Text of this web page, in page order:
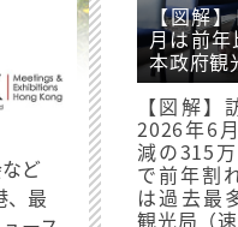
ど
、最
【図解
月は前
本政府観
【図解】
2026年6
減の315
で前年割
は過去
観光局（速